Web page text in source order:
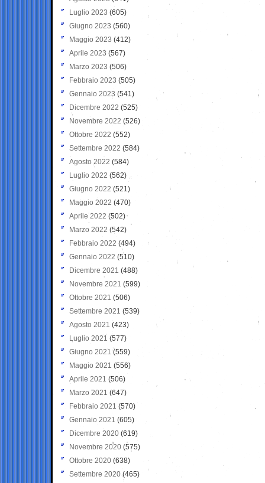
Luglio 2023 (605)
Giugno 2023 (560)
Maggio 2023 (412)
Aprile 2023 (567)
Marzo 2023 (506)
Febbraio 2023 (505)
Gennaio 2023 (541)
Dicembre 2022 (525)
Novembre 2022 (526)
Ottobre 2022 (552)
Settembre 2022 (584)
Agosto 2022 (584)
Luglio 2022 (562)
Giugno 2022 (521)
Maggio 2022 (470)
Aprile 2022 (502)
Marzo 2022 (542)
Febbraio 2022 (494)
Gennaio 2022 (510)
Dicembre 2021 (488)
Novembre 2021 (599)
Ottobre 2021 (506)
Settembre 2021 (539)
Agosto 2021 (423)
Luglio 2021 (577)
Giugno 2021(559)
Maggio 2021 (556)
Aprile 2021 (506)
Marzo 2021 (647)
Febbraio 2021 (570)
Gennaio 2021 (605)
Dicembre 2020 (619)
Novembre 2020 (575)
Ottobre 2020 (638)
Settembre 2020(465)